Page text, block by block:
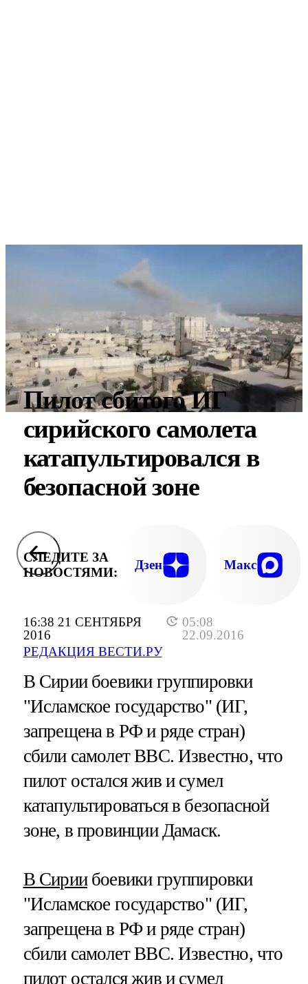
16:38 21 СЕНТЯБРЯ
2016
05:08
22.09.2016
РЕДАКЦИЯ ВЕСТИ.РУ
Пилот сбитого ИГ
сирийского самолета
катапультировался в
безопасной зоне
СЛЕДИТЕ ЗА
НОВОСТЯМИ:
Дзен Макс
В Сирии боевики группировки
"Исламское государство" (ИГ,
запрещена в РФ и ряде стран)
сбили самолет ВВС. Известно, что
пилот остался жив и сумел
катапультироваться в безопасной
зоне, в провинции Дамаск.
В Сириибоевики группировки
"Исламское государство" (ИГ,
запрещена в РФ и ряде стран)
сбили самолет ВВС. Известно, что
пилот остался жив и сумел